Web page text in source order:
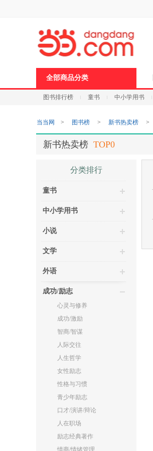
全部商品分类
图书排行榜 童书 中小学用书
页
当当网 > 图书榜 > 新书热卖榜 >
新书热卖榜 TOP0
分类排行
童书
中小学用书
小说
文学
外语
成功/励志
心灵与修养
成功/激励
智商/智谋
人际交往
人生哲学
女性励志
性格与习惯
青少年励志
口才/演讲/辩论
人在职场
励志经典著作
情商/情绪管理